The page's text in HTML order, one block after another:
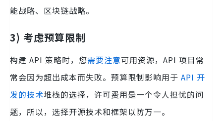
能战略、区块链战略。
3) 考虑预算限制
构建 API 策略时，您需要注意可用资源，API 项目常
常会因为超出成本而失败。预算限制影响用于 API 开
发的技术堆栈的选择，许可费用是一个令人担忧的问
题，所以，选择开源技术和框架以防万一。